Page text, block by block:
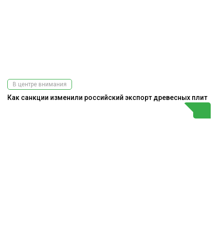
В центре внимания
Как санкции изменили российский экспорт древесных плит